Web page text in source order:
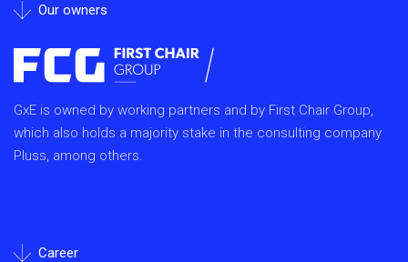
Our owners
GxE is owned by working partners and by First Chair Group,
which also holds a majority stake in the consulting company
Pluss, among others.
Career